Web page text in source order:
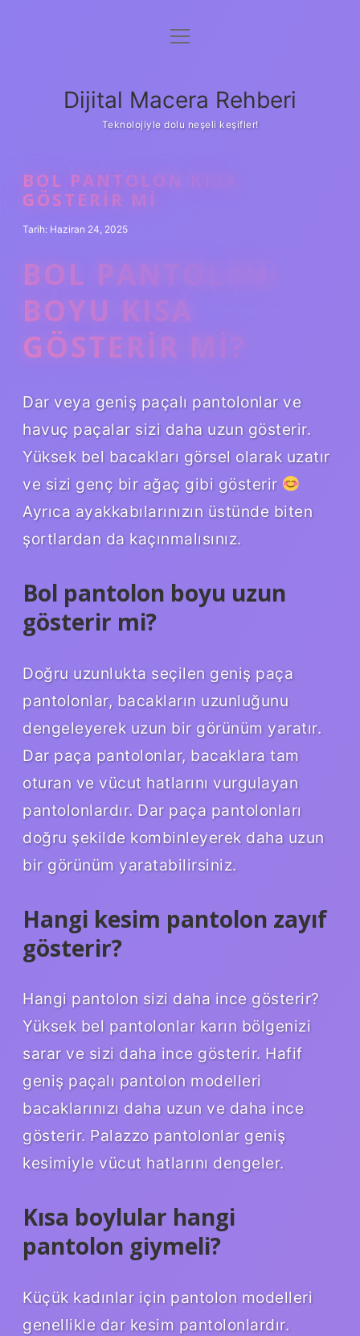
Anasayfa
Yasal Uyarı
menüyü
Dijital Macera Rehberi
Teknolojiyle dolu neşeli keşifler!
BOL PANTOLON KISA
GÖSTERIR MI
Tarih: Haziran 24, 2025
BOL PANTOLON
BOYU KISA
GÖSTERIR MI?
Dar veya geniş paçalı pantolonlar ve
havuç paçalar sizi daha uzun gösterir.
Yüksek bel bacakları görsel olarak uzatır
ve sizi genç bir ağaç gibi gösterir
Ayrıca ayakkabılarınızın üstünde biten
şortlardan da kaçınmalısınız.
Bol pantolon boyu uzun
gösterir mi?
Doğru uzunlukta seçilen geniş paça
pantolonlar, bacakların uzunluğunu
dengeleyerek uzun bir görünüm yaratır.
Dar paça pantolonlar, bacaklara tam
oturan ve vücut hatlarını vurgulayan
pantolonlardır. Dar paça pantolonları
doğru şekilde kombinleyerek daha uzun
bir görünüm yaratabilirsiniz.
Hangi kesim pantolon zayıf
gösterir?
Hangi pantolon sizi daha ince gösterir?
Yüksek bel pantolonlar karın bölgenizi
sarar ve sizi daha ince gösterir. Hafif
geniş paçalı pantolon modelleri
bacaklarınızı daha uzun ve daha ince
gösterir. Palazzo pantolonlar geniş
kesimiyle vücut hatlarını dengeler.
Kısa boylular hangi
pantolon giymeli?
Küçük kadınlar için pantolon modelleri
genellikle dar kesim pantolonlardır.